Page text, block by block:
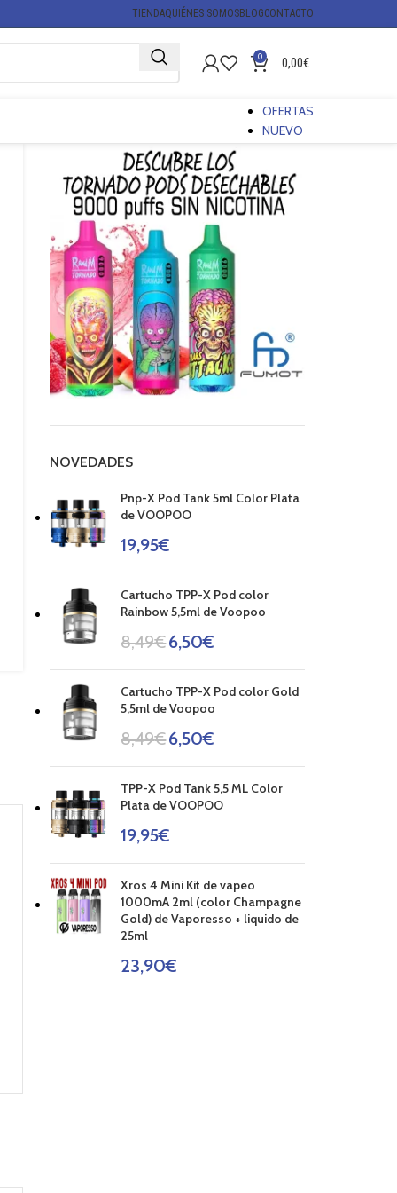
TIENDAQUIÉNES SOMOSBLOGCONTACTO
0 0,00€
OFERTAS
NUEVO
NOVEDADES
Pnp-X Pod Tank 5ml Color Plata
de VOOPOO
19,95€
Cartucho TPP-X Pod color
Rainbow 5,5ml de Voopoo
8,49€6,50€
Cartucho TPP-X Pod color Gold
5,5ml de Voopoo
8,49€6,50€
TPP-X Pod Tank 5,5 ML Color
Plata de VOOPOO
19,95€
Xros 4 Mini Kit de vapeo
1000mA 2ml (color Champagne
Gold) de Vaporesso + liquido de
25ml
23,90€